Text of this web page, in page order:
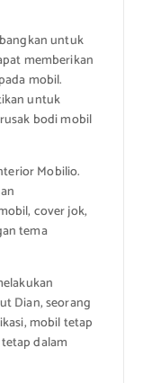
untuk
memberikan
mobil.
untuk
bodi mobil
Mobilio.
cover jok,
tema
Dian, seorang
mobil tetap
dalam